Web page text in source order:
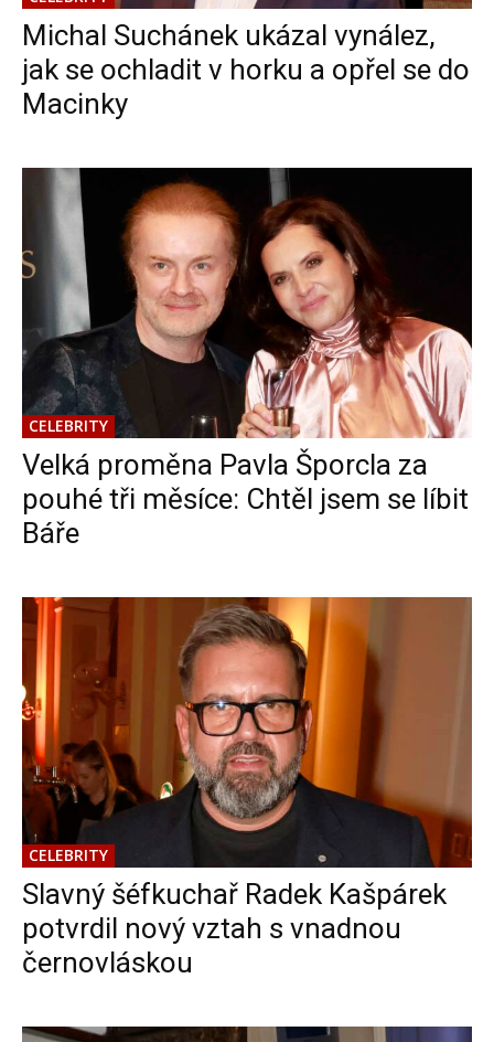
Michal Suchánek ukázal vynález,
jak se ochladit v horku a opřel se do
Macinky
CELEBRITY
Velká proměna Pavla Šporcla za
pouhé tři měsíce: Chtěl jsem se líbit
Báře
CELEBRITY
Slavný šéfkuchař Radek Kašpárek
potvrdil nový vztah s vnadnou
černovláskou